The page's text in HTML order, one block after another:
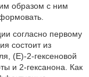
образом с ним
согласно первому
состоит из
(Е)-2-гексеновой
и 2-гексанона. Как